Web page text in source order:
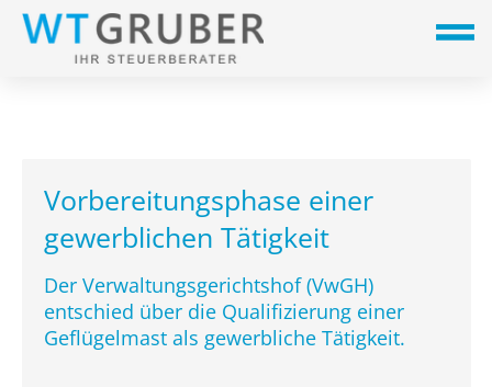
Vorbereitungsphase einer
gewerblichen Tätigkeit
Der Verwaltungsgerichtshof (VwGH)
entschied über die Qualifizierung einer
Geflügelmast als gewerbliche Tätigkeit.